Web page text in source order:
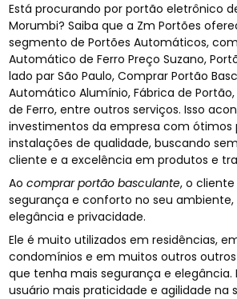
Está procurando por portão eletrônico
Morumbi? Saiba que a Zm Portões
segmento de Portões Automáticos,
Automático de Ferro Preço Suzano,
lado par São Paulo, Comprar Portão
Automático Alumínio, Fábrica de
de Ferro, entre outros serviços. Isso
investimentos da empresa com ótimos
instalações de qualidade, buscando
cliente e a excelência em produtos e
Aocomprar portão basculante, o
segurança e conforto no seu
elegância e privacidade.
Ele é muito utilizados em residências,
condomínios e em muitos outros
que tenha mais segurança e elegância.
usuário mais praticidade e agilidade na